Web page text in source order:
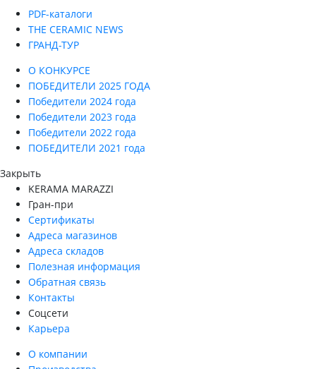
PDF-каталоги
THE CERAMIC NEWS
ГРАНД-ТУР
О КОНКУРСЕ
ПОБЕДИТЕЛИ 2025 ГОДА
Победители 2024 года
Победители 2023 года
Победители 2022 года
ПОБЕДИТЕЛИ 2021 года
Закрыть
KERAMA MARAZZI
Гран-при
Сертификаты
Адреса магазинов
Адреса складов
Полезная информация
Обратная связь
Контакты
Соцсети
Карьера
О компании